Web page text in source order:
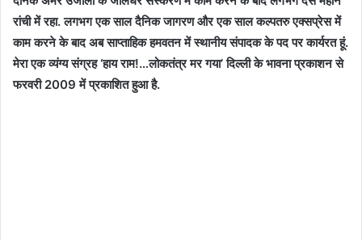
रांची में रहा. लगभग एक साल दैनिक जागरण और एक साल कल्पतरु एक्सप्रेस में
काम करने के बाद अब साप्ताहिक हमवतन में स्थानीय संपादक के पद पर कार्यरत हूं.
मेरा एक व्यंग्य संग्रह ‘हाय राम!…लोकतंत्र मर गया’ दिल्ली के भावना प्रकाशन से
फरवरी 2009 में प्रकाशित हुआ है.